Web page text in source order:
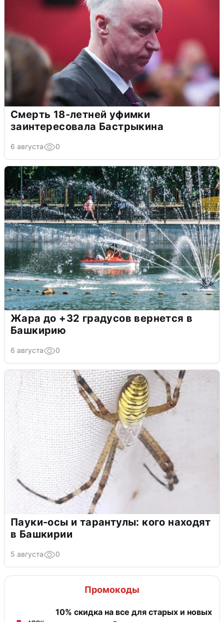
Смерть 18-летней уфимки
заинтересовала Бастрыкина
6 августа 0
Жара до +32 градусов вернется в
Башкирию
6 августа 0
Пауки-осы и тарантулы: кого находят
в Башкирии
5 августа 0
Промокоды
10% скидка на все для старых и новых